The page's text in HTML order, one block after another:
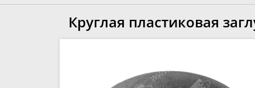
Круглая пластиковая